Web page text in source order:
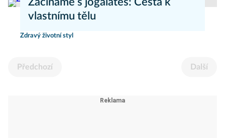
vlastnímu tělu
Zdravý životní styl
Předchozí Další